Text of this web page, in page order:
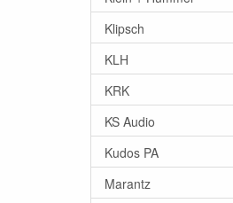
Klipsch
KLH
KRK
KS Audio
Kudos PA
Marantz